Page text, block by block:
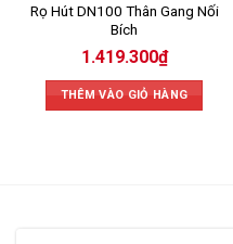
Rọ Hút DN100 Thân Gang Nối
Bích
1.419.300₫
THÊM VÀO GIỎ HÀNG